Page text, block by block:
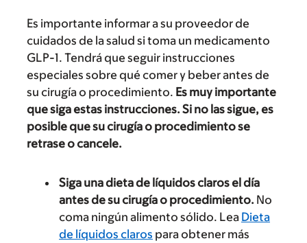
Es importante informar a su proveedor de
cuidados de la salud si toma un medicamento
GLP-1. Tendrá que seguir instrucciones
especiales sobre qué comer y beber antes de
su cirugía o procedimiento. Es muy importante
que siga estas instrucciones. Si no las sigue, es
posible que su cirugía o procedimiento se
retrase o cancele.
Siga una dieta de líquidos claros el día
antes de su cirugía o procedimiento. No
coma ningún alimento sólido. Lea Dieta
de líquidos claros para obtener más